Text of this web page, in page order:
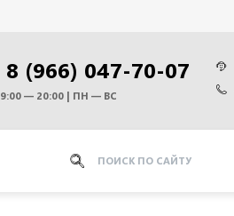
8 (966) 047-70-07
9:00 — 20:00 | ПН — ВС